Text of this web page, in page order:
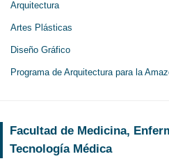
Arquitectura
Artes Plásticas
Diseño Gráfico
Programa de Arquitectura para la
Facultad de Medicina,
Tecnología Médica